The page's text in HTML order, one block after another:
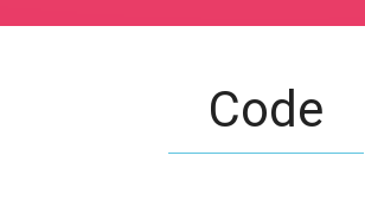
Code